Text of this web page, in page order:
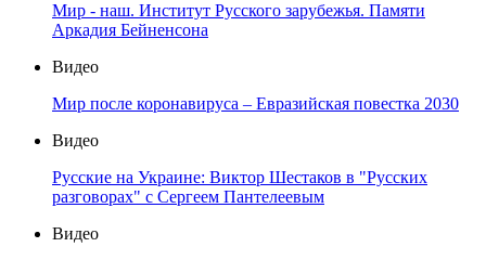
Мир - наш. Институт Русского зарубежья. Памяти
Аркадия Бейненсона
Видео
Мир после коронавируса – Евразийская повестка 2030
Видео
Русские на Украине: Виктор Шестаков в "Русских
разговорах" с Сергеем Пантелеевым
Видео